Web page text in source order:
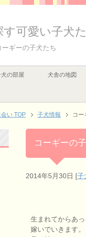
可愛い子犬
ギーの子犬たち
の部屋 犬舎の地図
い TOP 子犬情報 コ
コーギーの
2014年5月30日 [子
生まれてからあ
嫁いでいきます